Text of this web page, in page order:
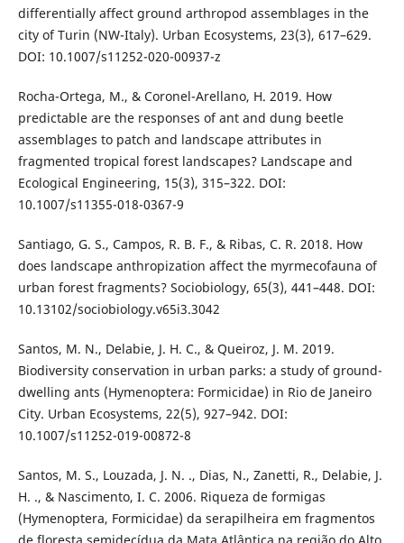
differentially affect ground arthropod assemblages in the
city of Turin (NW-Italy). Urban Ecosystems, 23(3), 617–629.
DOI: 10.1007/s11252-020-00937-z
Rocha-Ortega, M., & Coronel-Arellano, H. 2019. How
predictable are the responses of ant and dung beetle
assemblages to patch and landscape attributes in
fragmented tropical forest landscapes? Landscape and
Ecological Engineering, 15(3), 315–322. DOI:
10.1007/s11355-018-0367-9
Santiago, G. S., Campos, R. B. F., & Ribas, C. R. 2018. How
does landscape anthropization affect the myrmecofauna of
urban forest fragments? Sociobiology, 65(3), 441–448. DOI:
10.13102/sociobiology.v65i3.3042
Santos, M. N., Delabie, J. H. C., & Queiroz, J. M. 2019.
Biodiversity conservation in urban parks: a study of ground-
dwelling ants (Hymenoptera: Formicidae) in Rio de Janeiro
City. Urban Ecosystems, 22(5), 927–942. DOI:
10.1007/s11252-019-00872-8
Santos, M. S., Louzada, J. N. ., Dias, N., Zanetti, R., Delabie, J.
H. ., & Nascimento, I. C. 2006. Riqueza de formigas
(Hymenoptera, Formicidae) da serapilheira em fragmentos